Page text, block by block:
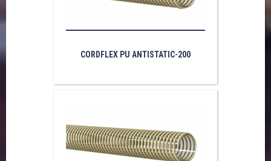
CORDFLEX PU ANTISTATIC-200